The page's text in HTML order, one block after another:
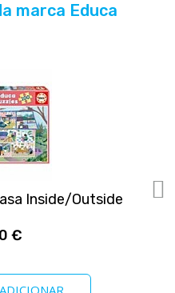
marca Educa
Inside/Outside
€